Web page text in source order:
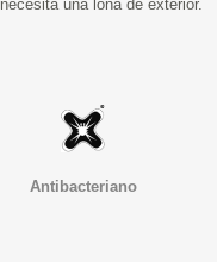
satisfactoriamente todos los requisitos que necesita una lona de exterior.
Antibacteriano